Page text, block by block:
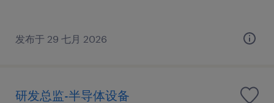
发布于 29 七月 2026
研发总监-半导体设备